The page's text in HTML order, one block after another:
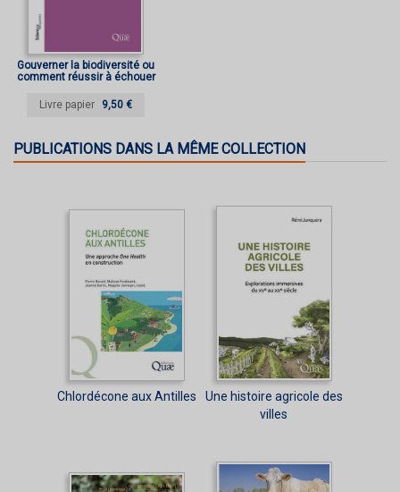
Gouverner la biodiversité ou
comment réussir à échouer
Livre papier 9,50 €
PUBLICATIONS DANS LA MÊME COLLECTION
Chlordécone aux Antilles
Une histoire agricole des
villes